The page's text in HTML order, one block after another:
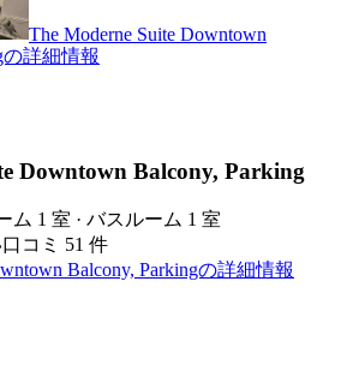
The Moderne Suite Downtown
の詳細情報
Downtown Balcony, Parking
ム 1 室 · バスルーム 1 室
口コミ 51 件
Balcony, Parkingの詳細情報